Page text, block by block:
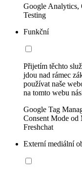
Google Analytics,
Testing
Funkční
Přijetím těchto
jdou nad rámec
používat naše
na tomto webu
Google Tag
Consent Mode od
Freshchat
Externí mediální